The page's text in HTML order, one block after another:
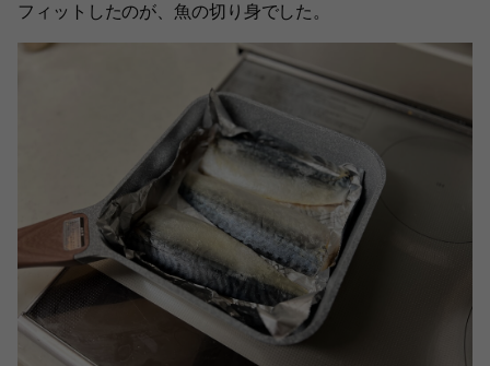
フィットしたのが、魚の切り身でした。